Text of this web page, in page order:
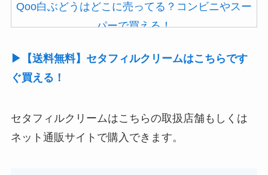
Qoo白ぶどうはどこに売ってる？コンビニやスー
パーで買える！
▶【送料無料】セタフィルクリームはこちらです
ぐ買える！
セタフィルクリームはこちらの取扱店舗もしくは
ネット通販サイトで購入できます。